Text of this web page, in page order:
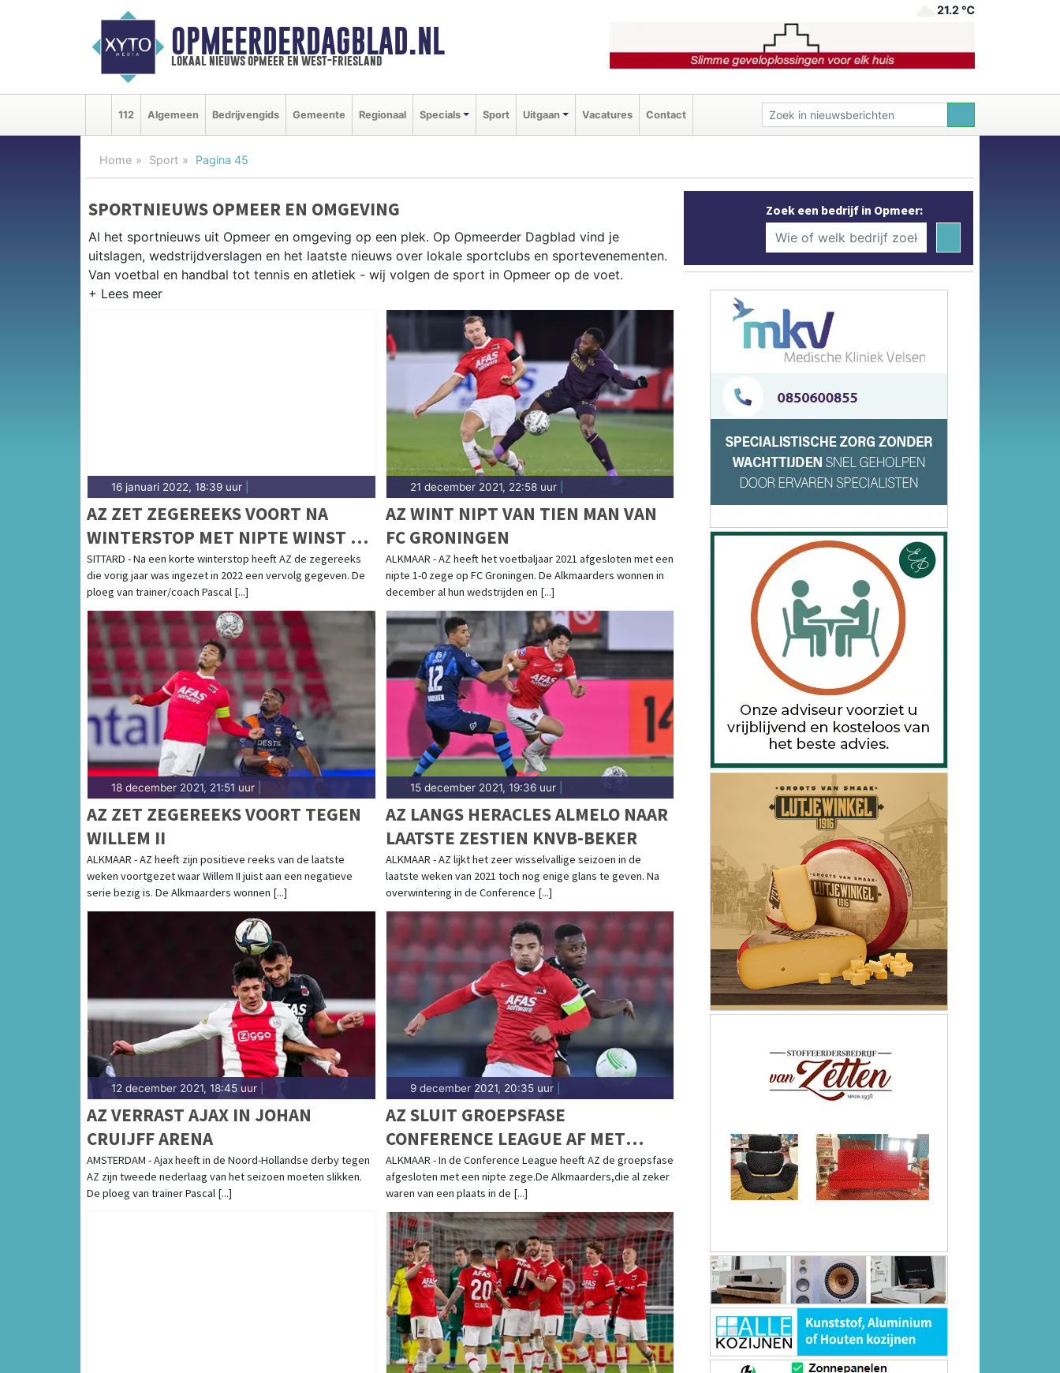
OPMEERDERDAGBLAD.NL
lokaal nieuws opmeer en west-friesland
21.2 ℃
112 Algemeen Bedrijvengids Gemeente Regionaal Specials Sport Uitgaan Vacatures Contact
Home Sport Pagina 45
SPORTNIEUWS OPMEER EN OMGEVING
Al het sportnieuws uit Opmeer en omgeving op een plek. Op Opmeerder Dagblad vind je
uitslagen, wedstrijdverslagen en het laatste nieuws over lokale sportclubs en sportevenementen.
Van voetbal en handbal tot tennis en atletiek - wij volgen de sport in Opmeer op de voet.
Van VV Opmeer en SV Spanbroek tot korfbal en fietsen door de West-Friese polderwegen —
sport in Opmeer heeft een hecht dorps karakter. Blijf op de hoogte van alle sportieve uitslagen
16 januari 2022, 18:39 uur
AZ ZET ZEGEREEKS VOORT NA
WINTERSTOP MET NIPTE WINST OP
FORTUNA SITTARD
SITTARD - Na een korte winterstop heeft AZ de zegereeks
die vorig jaar was ingezet in 2022 een vervolg gegeven. De
ploeg van trainer/coach Pascal [...]
21 december 2021, 22:58 uur|
AZ WINT NIPT VAN TIEN MAN VAN
FC GRONINGEN
ALKMAAR - AZ heeft het voetbaljaar 2021 afgesloten met een
nipte 1-0 zege op FC Groningen. De Alkmaarders wonnen in
december al hun wedstrijden en [...]
18 december 2021, 21:51 uur
AZ ZET ZEGEREEKS VOORT TEGEN
WILLEM II
ALKMAAR - AZ heeft zijn positieve reeks van de laatste
weken voortgezet waar Willem II juist aan een negatieve
serie bezig is. De Alkmaarders wonnen [...]
15 december 2021, 19:36 uur|
AZ LANGS HERACLES ALMELO NAAR
LAATSTE ZESTIEN KNVB-BEKER
ALKMAAR - AZ lijkt het zeer wisselvallige seizoen in de
laatste weken van 2021 toch nog enige glans te geven. Na
overwintering in de Conference [...]
12 december 2021, 18:45 uur
AZ VERRAST AJAX IN JOHAN
CRUIJFF ARENA
AMSTERDAM - Ajax heeft in de Noord-Hollandse derby tegen
AZ zijn tweede nederlaag van het seizoen moeten slikken.
De ploeg van trainer Pascal [...]
9 december 2021, 20:35 uur|
AZ SLUIT GROEPSFASE
CONFERENCE LEAGUE AF MET
WINST
ALKMAAR - In de Conference League heeft AZ de groepsfase
afgesloten met een nipte zege.De Alkmaarders,die al zeker
waren van een plaats in de [...]
Zoek een bedrijf in Opmeer: